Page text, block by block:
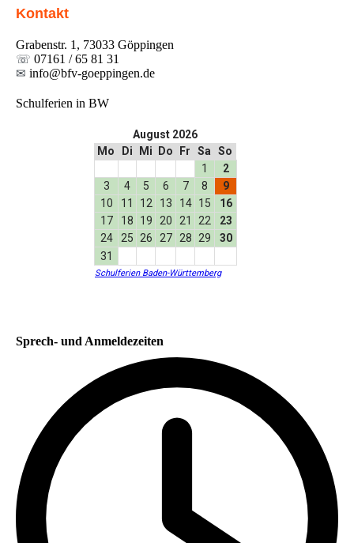
Kontakt
Grabenstr. 1, 73033 Göppingen
☏ 07161 / 65 81 31
✉ info@bfv-goeppingen.de
Schulferien in BW
Sprech- und Anmeldezeiten